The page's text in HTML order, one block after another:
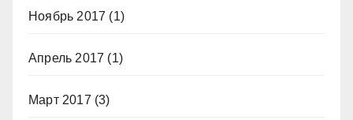
Ноябрь 2017 (1)
Апрель 2017 (1)
Март 2017 (3)